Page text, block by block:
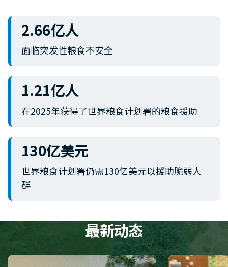
2.66亿人
面临突发性粮食不安全
1.21亿人
在2025年获得了世界粮食计划署的粮食援助
130亿美元
世界粮食计划署仍需130亿美元以援助脆弱人
群
最新动态